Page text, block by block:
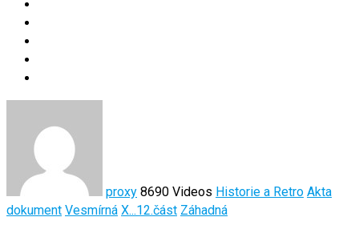
proxy 8690 Videos Historie a Retro Akta
dokument Vesmírná X...12.část Záhadná